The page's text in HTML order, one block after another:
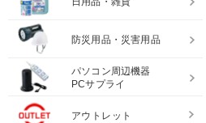
防災用品・災害用品
パソコン周辺機器
PCサプライ
アウトレット